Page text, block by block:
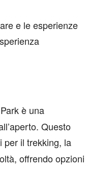
e le esperienze
è una
Questo
per il trekking, la
offrendo opzioni